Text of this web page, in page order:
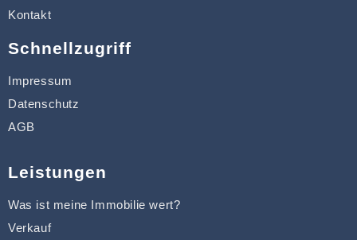
Kontakt
Schnellzugriff
Impressum
Datenschutz
AGB
Leistungen
Was ist meine Immobilie wert?
Verkauf